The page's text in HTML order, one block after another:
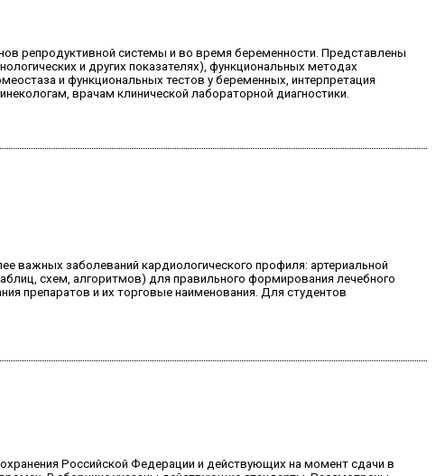
репродуктивной системы и во время беременности. Представлены
и других показателях), функциональных методах
и функциональных тестов у беременных, интерпретация
врачам клинической лабораторной диагностики.
важных заболеваний кардиологического профиля: артериальной
схем, алгоритмов) для правильного формирования лечебного
препаратов и их торговые наименования. Для студентов
Российской Федерации и действующих на момент сдачи в